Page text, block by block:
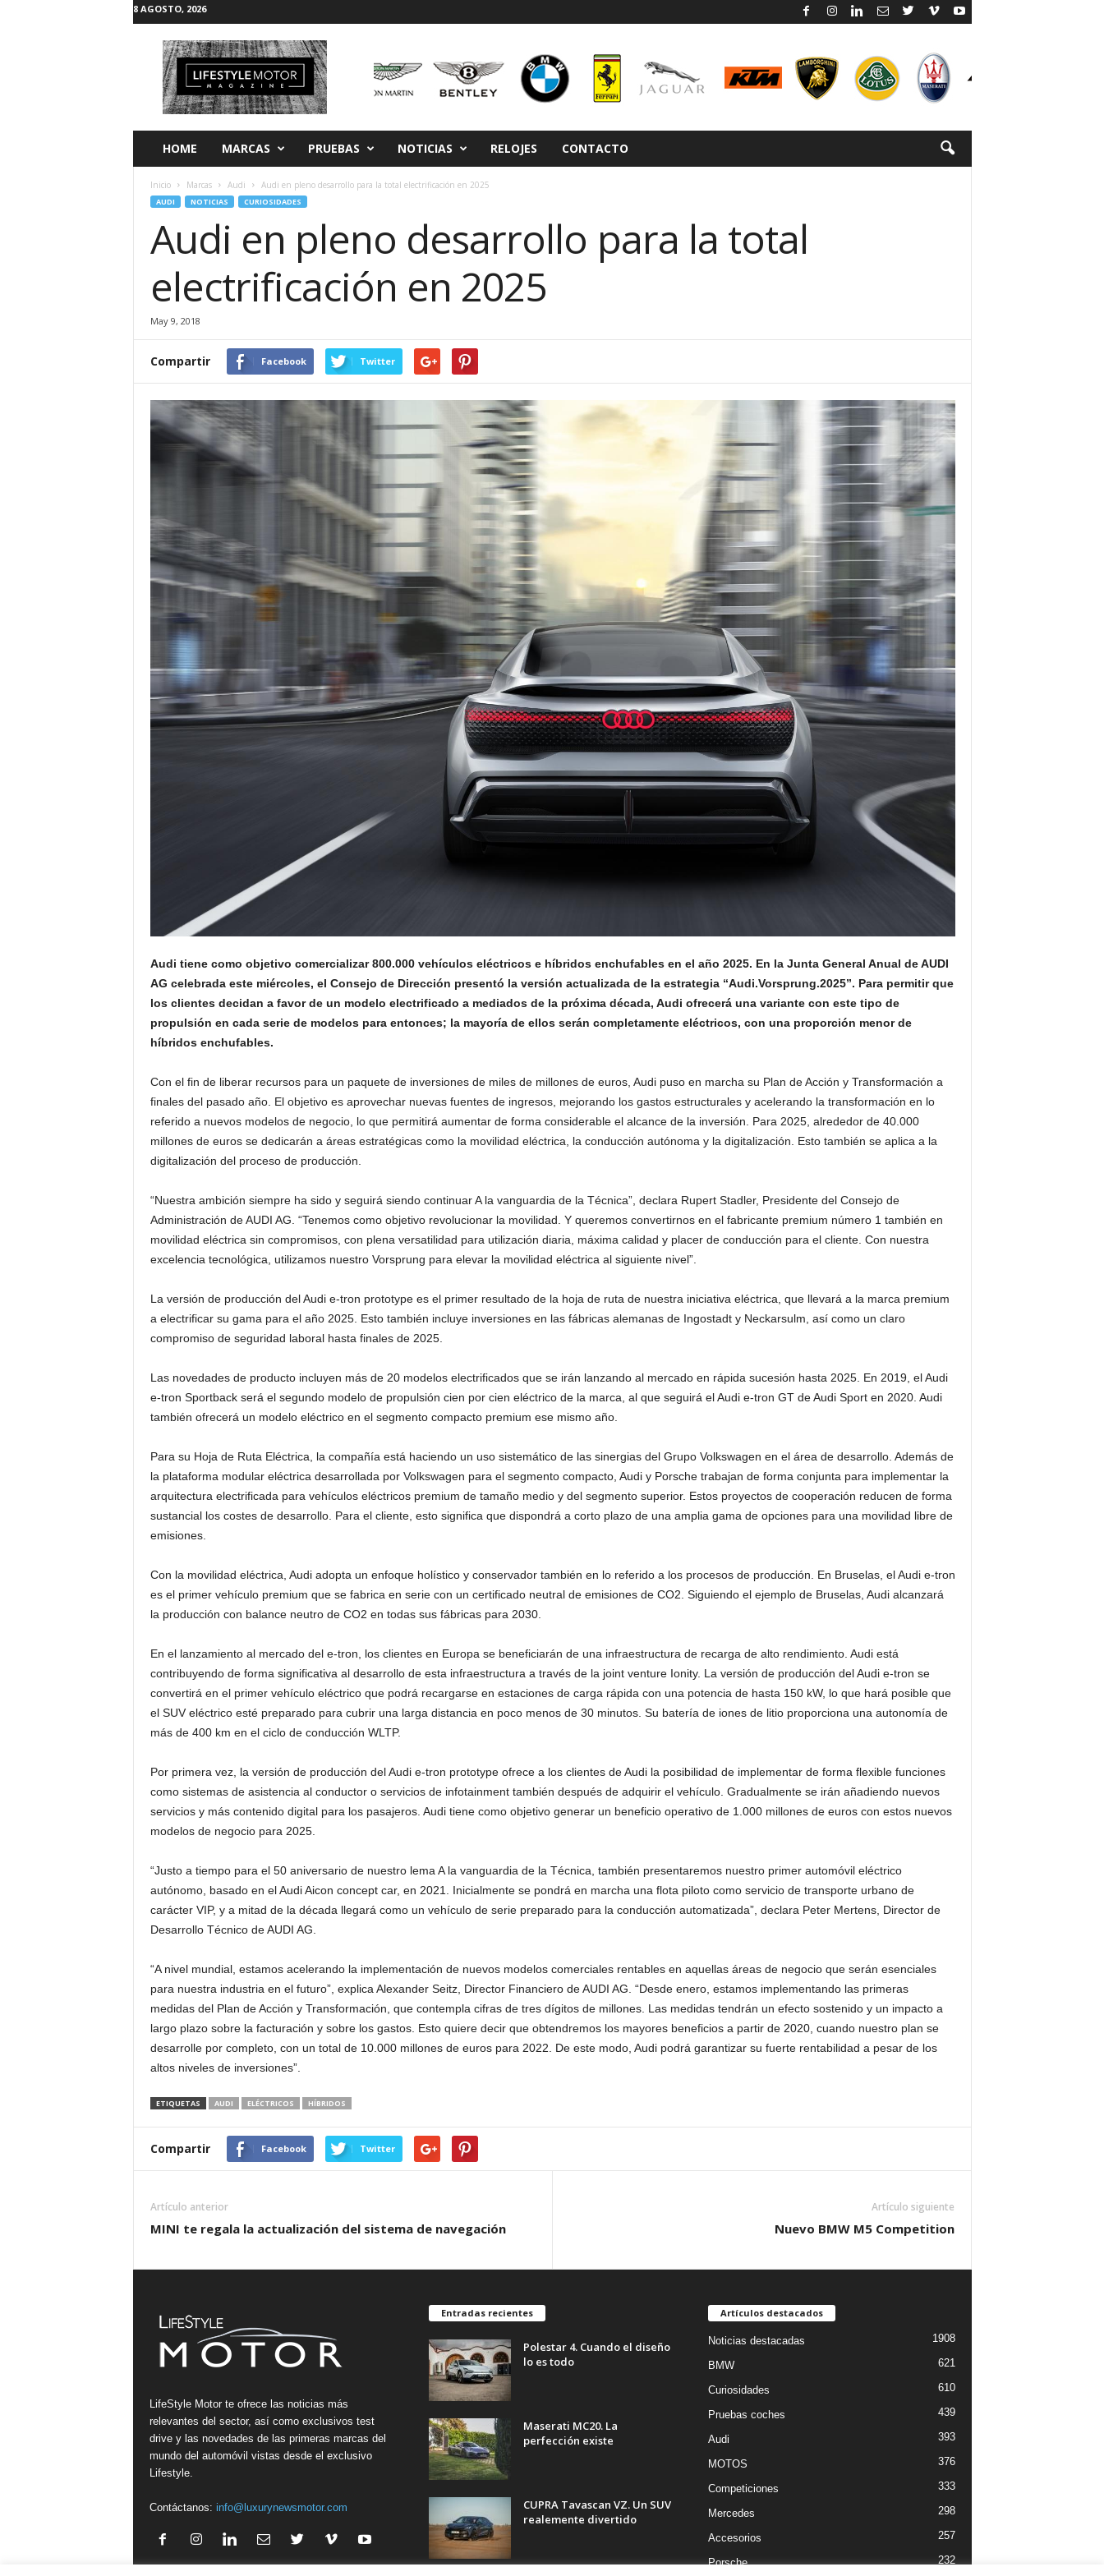
8 AGOSTO, 2026
HOME MARCAS PRUEBAS NOTICIAS RELOJES CONTACTO
Inicio Marcas Audi Audi en pleno desarrollo para la total electrificación en 2025
AUDI NOTICIAS CURIOSIDADES
Audi en pleno desarrollo para la total
electrificación en 2025
May 9, 2018
Compartir Facebook Twitter
Audi tiene como objetivo comercializar 800.000 vehículos eléctricos e híbridos enchufables en el año 2025. En la Junta General Anual de AUDI
AG celebrada este miércoles, el Consejo de Dirección presentó la versión actualizada de la estrategia “Audi.Vorsprung.2025”. Para permitir que
los clientes decidan a favor de un modelo electrificado a mediados de la próxima década, Audi ofrecerá una variante con este tipo de
propulsión en cada serie de modelos para entonces; la mayoría de ellos serán completamente eléctricos, con una proporción menor de
híbridos enchufables.
Con el fin de liberar recursos para un paquete de inversiones de miles de millones de euros, Audi puso en marcha su Plan de Acción y Transformación a
finales del pasado año. El objetivo es aprovechar nuevas fuentes de ingresos, mejorando los gastos estructurales y acelerando la transformación en lo
referido a nuevos modelos de negocio, lo que permitirá aumentar de forma considerable el alcance de la inversión. Para 2025, alrededor de 40.000
millones de euros se dedicarán a áreas estratégicas como la movilidad eléctrica, la conducción autónoma y la digitalización. Esto también se aplica a la
digitalización del proceso de producción.
“Nuestra ambición siempre ha sido y seguirá siendo continuar A la vanguardia de la Técnica”, declara Rupert Stadler, Presidente del Consejo de
Administración de AUDI AG. “Tenemos como objetivo revolucionar la movilidad. Y queremos convertirnos en el fabricante premium número 1 también en
movilidad eléctrica sin compromisos, con plena versatilidad para utilización diaria, máxima calidad y placer de conducción para el cliente. Con nuestra
excelencia tecnológica, utilizamos nuestro Vorsprung para elevar la movilidad eléctrica al siguiente nivel”.
La versión de producción del Audi e-tron prototype es el primer resultado de la hoja de ruta de nuestra iniciativa eléctrica, que llevará a la marca premium
a electrificar su gama para el año 2025. Esto también incluye inversiones en las fábricas alemanas de Ingostadt y Neckarsulm, así como un claro
compromiso de seguridad laboral hasta finales de 2025.
Las novedades de producto incluyen más de 20 modelos electrificados que se irán lanzando al mercado en rápida sucesión hasta 2025. En 2019, el Audi
e-tron Sportback será el segundo modelo de propulsión cien por cien eléctrico de la marca, al que seguirá el Audi e-tron GT de Audi Sport en 2020. Audi
también ofrecerá un modelo eléctrico en el segmento compacto premium ese mismo año.
Para su Hoja de Ruta Eléctrica, la compañía está haciendo un uso sistemático de las sinergias del Grupo Volkswagen en el área de desarrollo. Además de
la plataforma modular eléctrica desarrollada por Volkswagen para el segmento compacto, Audi y Porsche trabajan de forma conjunta para implementar la
arquitectura electrificada para vehículos eléctricos premium de tamaño medio y del segmento superior. Estos proyectos de cooperación reducen de forma
sustancial los costes de desarrollo. Para el cliente, esto significa que dispondrá a corto plazo de una amplia gama de opciones para una movilidad libre de
emisiones.
Con la movilidad eléctrica, Audi adopta un enfoque holístico y conservador también en lo referido a los procesos de producción. En Bruselas, el Audi e-tron
es el primer vehículo premium que se fabrica en serie con un certificado neutral de emisiones de CO2. Siguiendo el ejemplo de Bruselas, Audi alcanzará
la producción con balance neutro de CO2 en todas sus fábricas para 2030.
En el lanzamiento al mercado del e-tron, los clientes en Europa se beneficiarán de una infraestructura de recarga de alto rendimiento. Audi está
contribuyendo de forma significativa al desarrollo de esta infraestructura a través de la joint venture Ionity. La versión de producción del Audi e-tron se
convertirá en el primer vehículo eléctrico que podrá recargarse en estaciones de carga rápida con una potencia de hasta 150 kW, lo que hará posible que
el SUV eléctrico esté preparado para cubrir una larga distancia en poco menos de 30 minutos. Su batería de iones de litio proporciona una autonomía de
más de 400 km en el ciclo de conducción WLTP.
Por primera vez, la versión de producción del Audi e-tron prototype ofrece a los clientes de Audi la posibilidad de implementar de forma flexible funciones
como sistemas de asistencia al conductor o servicios de infotainment también después de adquirir el vehículo. Gradualmente se irán añadiendo nuevos
servicios y más contenido digital para los pasajeros. Audi tiene como objetivo generar un beneficio operativo de 1.000 millones de euros con estos nuevos
modelos de negocio para 2025.
“Justo a tiempo para el 50 aniversario de nuestro lema A la vanguardia de la Técnica, también presentaremos nuestro primer automóvil eléctrico
autónomo, basado en el Audi Aicon concept car, en 2021. Inicialmente se pondrá en marcha una flota piloto como servicio de transporte urbano de
carácter VIP, y a mitad de la década llegará como un vehículo de serie preparado para la conducción automatizada”, declara Peter Mertens, Director de
Desarrollo Técnico de AUDI AG.
“A nivel mundial, estamos acelerando la implementación de nuevos modelos comerciales rentables en aquellas áreas de negocio que serán esenciales
para nuestra industria en el futuro”, explica Alexander Seitz, Director Financiero de AUDI AG. “Desde enero, estamos implementando las primeras
medidas del Plan de Acción y Transformación, que contempla cifras de tres dígitos de millones. Las medidas tendrán un efecto sostenido y un impacto a
largo plazo sobre la facturación y sobre los gastos. Esto quiere decir que obtendremos los mayores beneficios a partir de 2020, cuando nuestro plan se
desarrolle por completo, con un total de 10.000 millones de euros para 2022. De este modo, Audi podrá garantizar su fuerte rentabilidad a pesar de los
altos niveles de inversiones”.
ETIQUETAS AUDI ELÉCTRICOS HÍBRIDOS
Compartir Facebook Twitter
Artículo anterior
MINI te regala la actualización del sistema de navegación
Artículo siguiente
Nuevo BMW M5 Competition
LifeStyle Motor te ofrece las noticias más
relevantes del sector, así como exclusivos test
drive y las novedades de las primeras marcas del
mundo del automóvil vistas desde el exclusivo
Lifestyle.
Contáctanos: info@luxurynewsmotor.com
Entradas recientes
Polestar 4. Cuando el diseño
lo es todo
Maserati MC20. La
perfección existe
CUPRA Tavascan VZ. Un SUV
realemente divertido
Artículos destacados
Noticias destacadas 1908
BMW 621
Curiosidades 610
Pruebas coches 439
Audi 393
MOTOS 376
Competiciones 333
Mercedes 298
Accesorios 257
Porsche 232